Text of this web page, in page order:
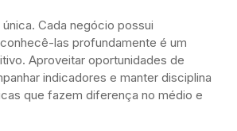
Cada negócio possui
las profundamente é um
Aproveitar oportunidades de
indicadores e manter disciplina
que fazem diferença no médio e